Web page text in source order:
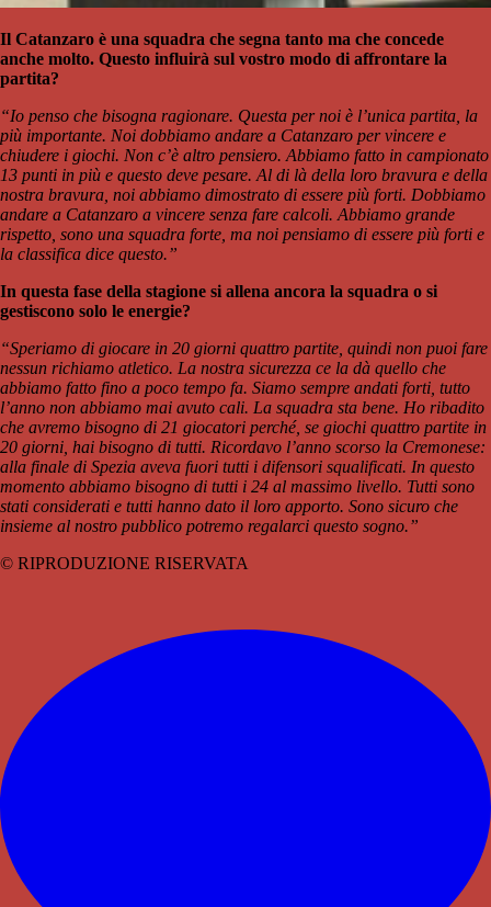
Il Catanzaro è una squadra che segna tanto ma che concede
anche molto. Questo influirà sul vostro modo di affrontare la
partita?
“Io penso che bisogna ragionare. Questa per noi è l’unica partita, la
più importante. Noi dobbiamo andare a Catanzaro per vincere e
chiudere i giochi. Non c’è altro pensiero. Abbiamo fatto in campionato
13 punti in più e questo deve pesare. Al di là della loro bravura e della
nostra bravura, noi abbiamo dimostrato di essere più forti. Dobbiamo
andare a Catanzaro a vincere senza fare calcoli. Abbiamo grande
rispetto, sono una squadra forte, ma noi pensiamo di essere più forti e
la classifica dice questo.”
In questa fase della stagione si allena ancora la squadra o si
gestiscono solo le energie?
“Speriamo di giocare in 20 giorni quattro partite, quindi non puoi fare
nessun richiamo atletico. La nostra sicurezza ce la dà quello che
abbiamo fatto fino a poco tempo fa. Siamo sempre andati forti, tutto
l’anno non abbiamo mai avuto cali. La squadra sta bene. Ho ribadito
che avremo bisogno di 21 giocatori perché, se giochi quattro partite in
20 giorni, hai bisogno di tutti. Ricordavo l’anno scorso la Cremonese:
alla finale di Spezia aveva fuori tutti i difensori squalificati. In questo
momento abbiamo bisogno di tutti i 24 al massimo livello. Tutti sono
stati considerati e tutti hanno dato il loro apporto. Sono sicuro che
insieme al nostro pubblico potremo regalarci questo sogno.”
© RIPRODUZIONE RISERVATA